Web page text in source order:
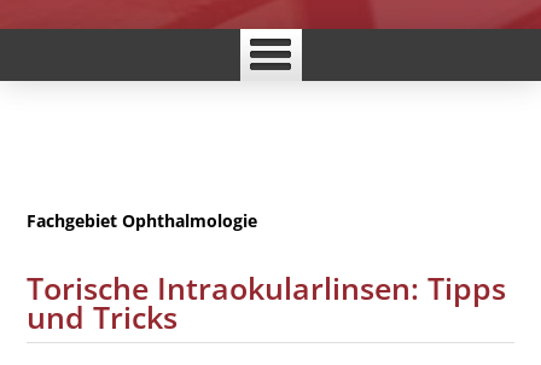
FachgebietOphthalmologie
Torische Intraokularlinsen: Tipps
und Tricks